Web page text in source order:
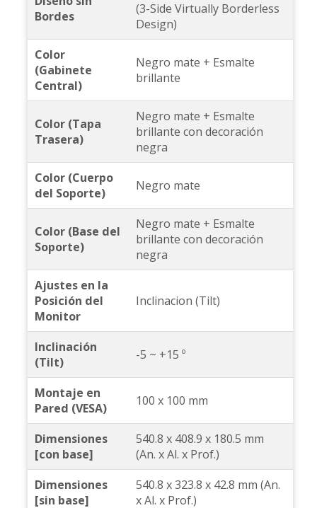
Bordes
(3-Side Virtually Borderless
Design)
Color
(Gabinete
Central)
Negro mate + Esmalte
brillante
Color (Tapa
Trasera)
Negro mate + Esmalte
brillante con decoración
negra
Color (Cuerpo
del Soporte)
Negro mate
Color (Base del
Soporte)
Negro mate + Esmalte
brillante con decoración
negra
Ajustes en la
Posición del
Monitor
Inclinacion (Tilt)
Inclinación
(Tilt)
-5 ~ +15 º
Montaje en
Pared (VESA)
100 x 100 mm
Dimensiones
[con base]
540.8 x 408.9 x 180.5 mm
(An. x Al. x Prof.)
Dimensiones
[sin base]
540.8 x 323.8 x 42.8 mm (An.
x Al. x Prof.)